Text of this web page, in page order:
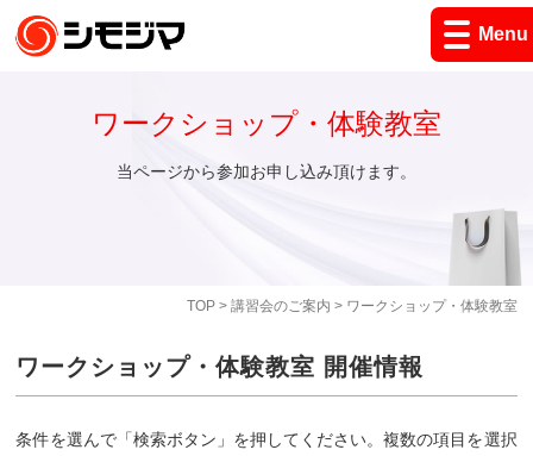
Menu
TOP> 講習会のご案内 > ワークショップ・体験教室
ワークショップ・体験教室
当ページから参加お申し込み頂けます。
ワークショップ・体験教室 開催情報
条件を選んで「検索ボタン」を押してください。複数の項目を選択